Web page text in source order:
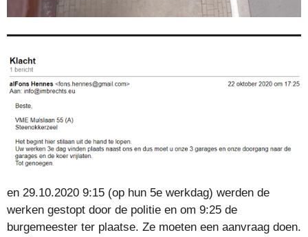
en 29.10.2020 9:15 (op hun 5e werkdag) werden de
werken gestopt door de politie en om 9:25 de
burgemeester ter plaatse. Ze moeten een aanvraag doen.